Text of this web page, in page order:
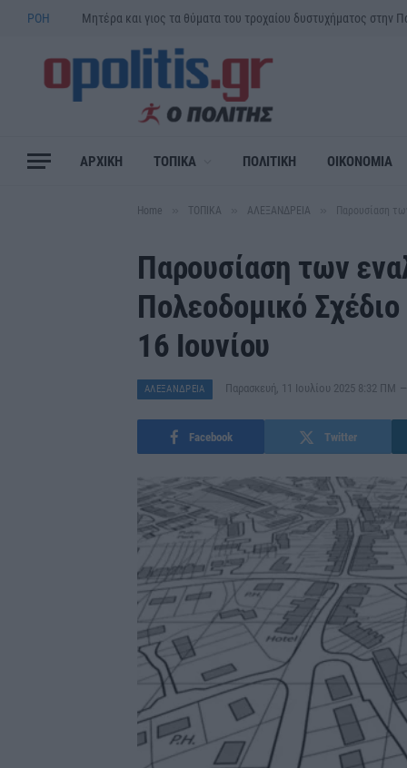
ΡΟΗ
ΑΡΧΙΚΗ ΤΟΠΙΚΑ ΠΟΛΙΤΙΚΗ ΟΙΚΟΝΟΜΙΑ
Home ΤΟΠΙΚΑ ΑΛΕΞΑΝΔΡΕΙΑ Παρουσίαση
Παρουσίαση των
Πολεοδομικό
16 Ιουνίου
ΑΛΕΞΑΝΔΡΕΙΑ Παρασκευή, 11 Ιουλίου 2025 8:32 ΠΜ
Facebook Twitter